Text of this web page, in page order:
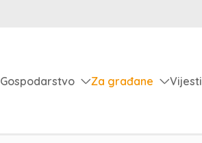
Gospodarstvo Za građane Vijesti